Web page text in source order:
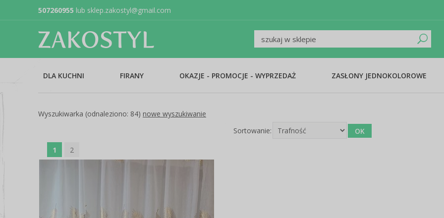
507260955 lub sklep.zakostyl@gmail.com
DLA KUCHNI FIRANY OKAZJE - PROMOCJE - WYPRZEDAŻ ZASŁONY JEDNOKOLOROWE
Wyszukiwarka (odnaleziono: 84) nowe wyszukiwanie
Sortowanie:
1 2